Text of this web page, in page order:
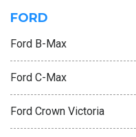
FORD
Ford B-Max
Ford C-Max
Ford Crown Victoria